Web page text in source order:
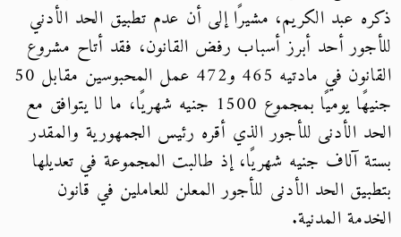
ذكره عبد الكريم، مشيرًا إلى أن عدم تطبيق الحد الأدني
للأجور أحد أبرز أسباب رفض القانون، فقد أتاح مشروع
القانون في مادتيه 465 و472 عمل المحبوسين مقابل 50
جنيهًا يوميًا بمجموع 1500 جنيه شهريًا، ما لا يتوافق مع
الحد الأدنى للأجور الذي أقره رئيس الجمهورية والمقدر
بستة آلاف جنيه شهريًا، إذ طالبت المجموعة في تعديلها
بتطبيق الحد الأدنى للأجور المعلن للعاملين في قانون
الخدمة المدنية.